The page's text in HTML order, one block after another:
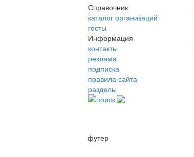
Справочник
каталог организаций
госты
Информация
контакты
реклама
подписка
правила сайта
разделы
поиск
футер